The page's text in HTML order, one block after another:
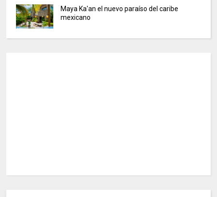
Maya Ka'an el nuevo paraíso del caribe
mexicano